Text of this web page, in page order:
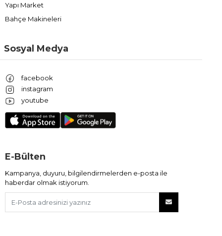
Yapı Market
Bahçe Makineleri
Sosyal Medya
facebook
instagram
youtube
E-Bülten
Kampanya, duyuru, bilgilendirmelerden e-posta ile
haberdar olmak istiyorum.